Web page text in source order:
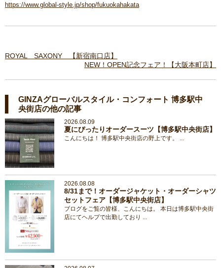
https://www.global-style.jp/shop/fukuokahakata
ROYAL SAXONY 【新宿南口店】
NEW！OPEN記念フェア！【大阪本町店】
GINZAグローバルスタイル・コンフォート 博多駅中
央街店の他の記事
2026.08.09
夏にぴったりオーダースーツ【博多駅中央街店】
こんにちは！ 博多駅中央街店の野上です。 ...
2026.08.08
8/31まで！オーダージャケット・オーダーシャツ
セットフェア【博多駅中央街店】
ブログをご覧の皆様、こんにちは。 本日は博多駅中央街
店にてヘルプで出勤しており ...